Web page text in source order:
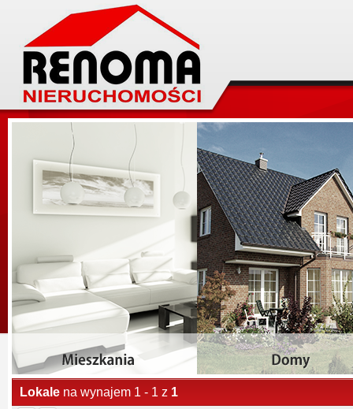
Lokale na wynajem 1 - 1 z 1